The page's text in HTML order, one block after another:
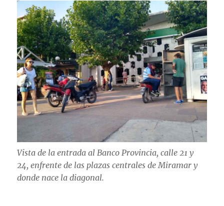
Vista de la entrada al Banco Provincia, calle 21 y
24, enfrente de las plazas centrales de Miramar y
donde nace la diagonal.